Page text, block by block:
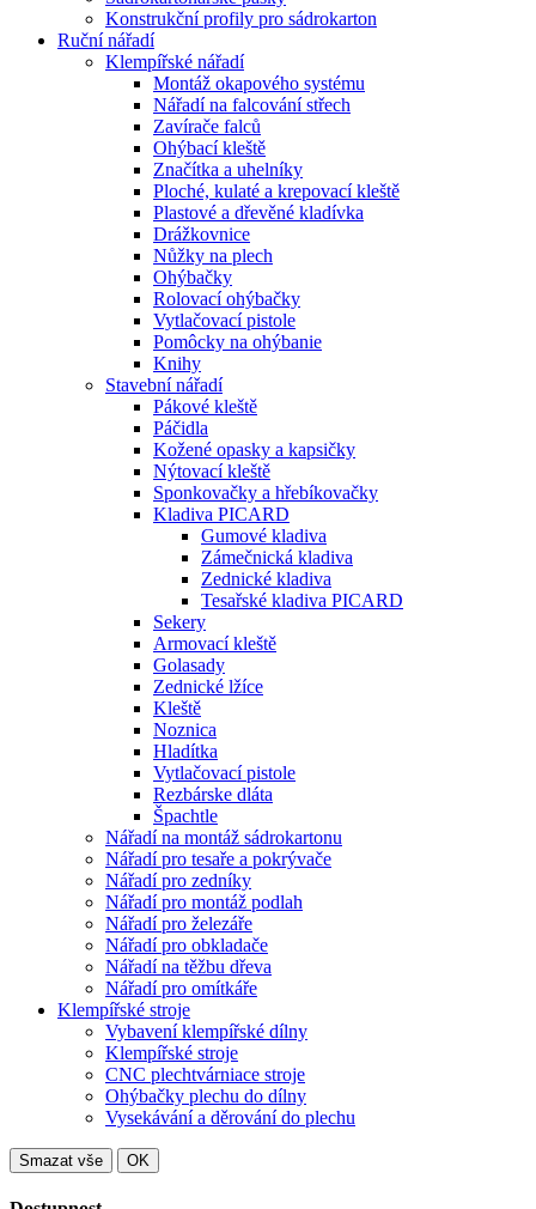
Konstrukční profily pro sádrokarton
Ruční nářadí
Klempířské nářadí
Montáž okapového systému
Nářadí na falcování střech
Zavírače falců
Ohýbací kleště
Značítka a uhelníky
Ploché, kulaté a krepovací kleště
Plastové a dřevěné kladívka
Drážkovnice
Nůžky na plech
Ohýbačky
Rolovací ohýbačky
Vytlačovací pistole
Pomôcky na ohýbanie
Knihy
Stavební nářadí
Pákové kleště
Páčidla
Kožené opasky a kapsičky
Nýtovací kleště
Sponkovačky a hřebíkovačky
Kladiva PICARD
Gumové kladiva
Zámečnická kladiva
Zednické kladiva
Tesařské kladiva PICARD
Sekery
Armovací kleště
Golasady
Zednické lžíce
Kleště
Noznica
Hladítka
Vytlačovací pistole
Rezbárske dláta
Špachtle
Nářadí na montáž sádrokartonu
Nářadí pro tesaře a pokrývače
Nářadí pro zedníky
Nářadí pro montáž podlah
Nářadí pro železáře
Nářadí pro obkladače
Nářadí na těžbu dřeva
Nářadí pro omítkáře
Klempířské stroje
Vybavení klempířské dílny
Klempířské stroje
CNC plechtvárniace stroje
Ohýbačky plechu do dílny
Vysekávání a děrování do plechu
Smazat vše OK